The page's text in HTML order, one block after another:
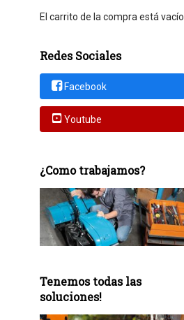
El carrito de la compra está vacío
Redes Sociales
Facebook
Youtube
¿Como trabajamos?
Tenemos todas las
soluciones!